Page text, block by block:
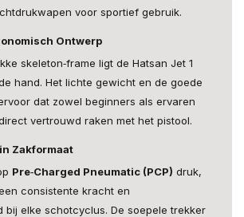
voor sportief gebruik.
Ontwerp
skeleton‑frame ligt de Hatsan Jet 1
hand. Het lichte gewicht en de goede
dat zowel beginners als ervaren
vertrouwd raken met het pistool.
Zakformaat
Pre‑Charged Pneumatic (PCP) druk,
consistente kracht en
bij elke schotcyclus. De soepele trekker